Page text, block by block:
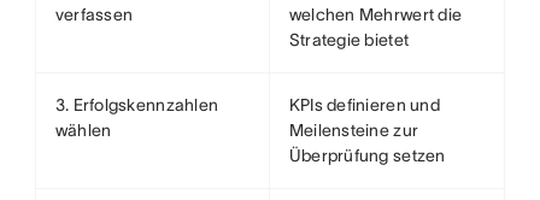
verfassen
welchen Mehrwert die
Strategie bietet
3. Erfolgskennzahlen
wählen
KPIs definieren und
Meilensteine zur
Überprüfung setzen